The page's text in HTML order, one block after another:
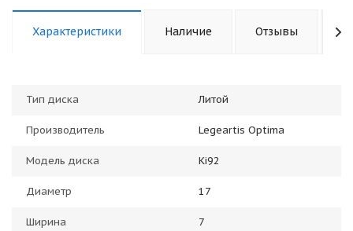
Характеристики Наличие Отзывы
Тип диска Литой
Производитель Legeartis Optima
Модель диска Ki92
Диаметр 17
Ширина 7